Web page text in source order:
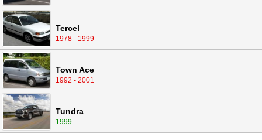
Tercel
1978 - 1999
Town Ace
1992 - 2001
Tundra
1999 -